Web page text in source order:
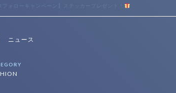
フォローキャンペーン】ステッカープレゼント！
ニュース